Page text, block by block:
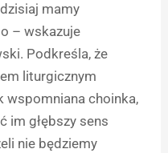
mamy
– wskazuje
Podkreśla, że
liturgicznym
wspomniana choinka,
im głębszy sens
nie będziemy